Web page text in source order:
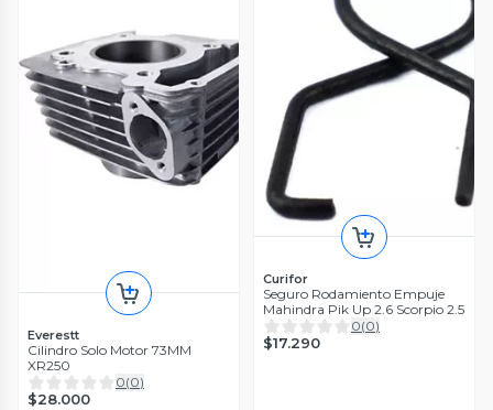
Everestt
Cilindro Solo Motor 73MM
XR250
0(0)
$28.000
Curifor
Seguro Rodamiento Empuje
Mahindra Pik Up 2.6 Scorpio 2.5
0(0)
$17.290